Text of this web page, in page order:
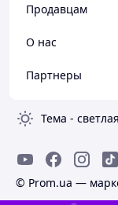
Продавцам
О нас
Партнеры
Тема - светлая
© Prom.ua —